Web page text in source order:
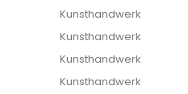
Kunsthandwerk
Kunsthandwerk
Kunsthandwerk
Kunsthandwerk